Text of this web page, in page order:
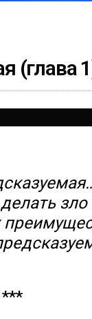
(глава
***